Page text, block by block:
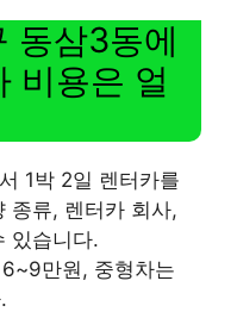
동삼3동에
비용은 얼
1박 2일 렌터카를
종류, 렌터카 회사,
있습니다.
만원, 중형차는